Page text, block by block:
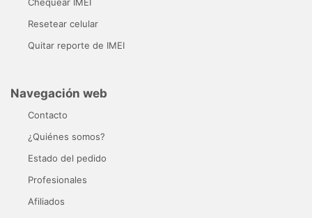
Resetear celular
Quitar reporte de IMEI
Navegación web
Contacto
¿Quiénes somos?
Estado del pedido
Profesionales
Afiliados